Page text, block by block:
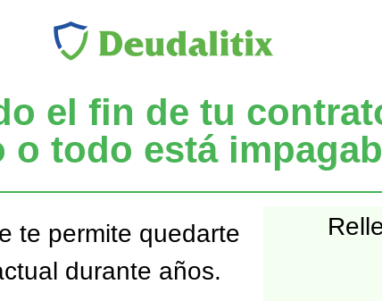
el fin de tu
todo está
te permite quedarte
durante años.